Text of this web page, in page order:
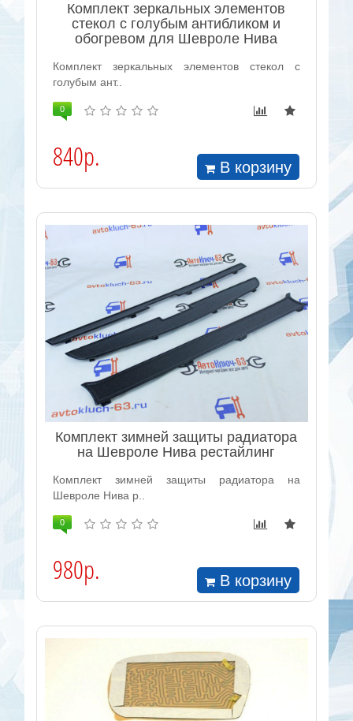
Комплект зеркальных элементов
стекол с голубым антибликом и
обогревом для Шевроле Нива
Комплект зеркальных элементов стекол с
голубым ант..
0
840р. В корзину
Комплект зимней защиты радиатора
на Шевроле Нива рестайлинг
Комплект зимней защиты радиатора на
Шевроле Нива р..
0
980р. В корзину